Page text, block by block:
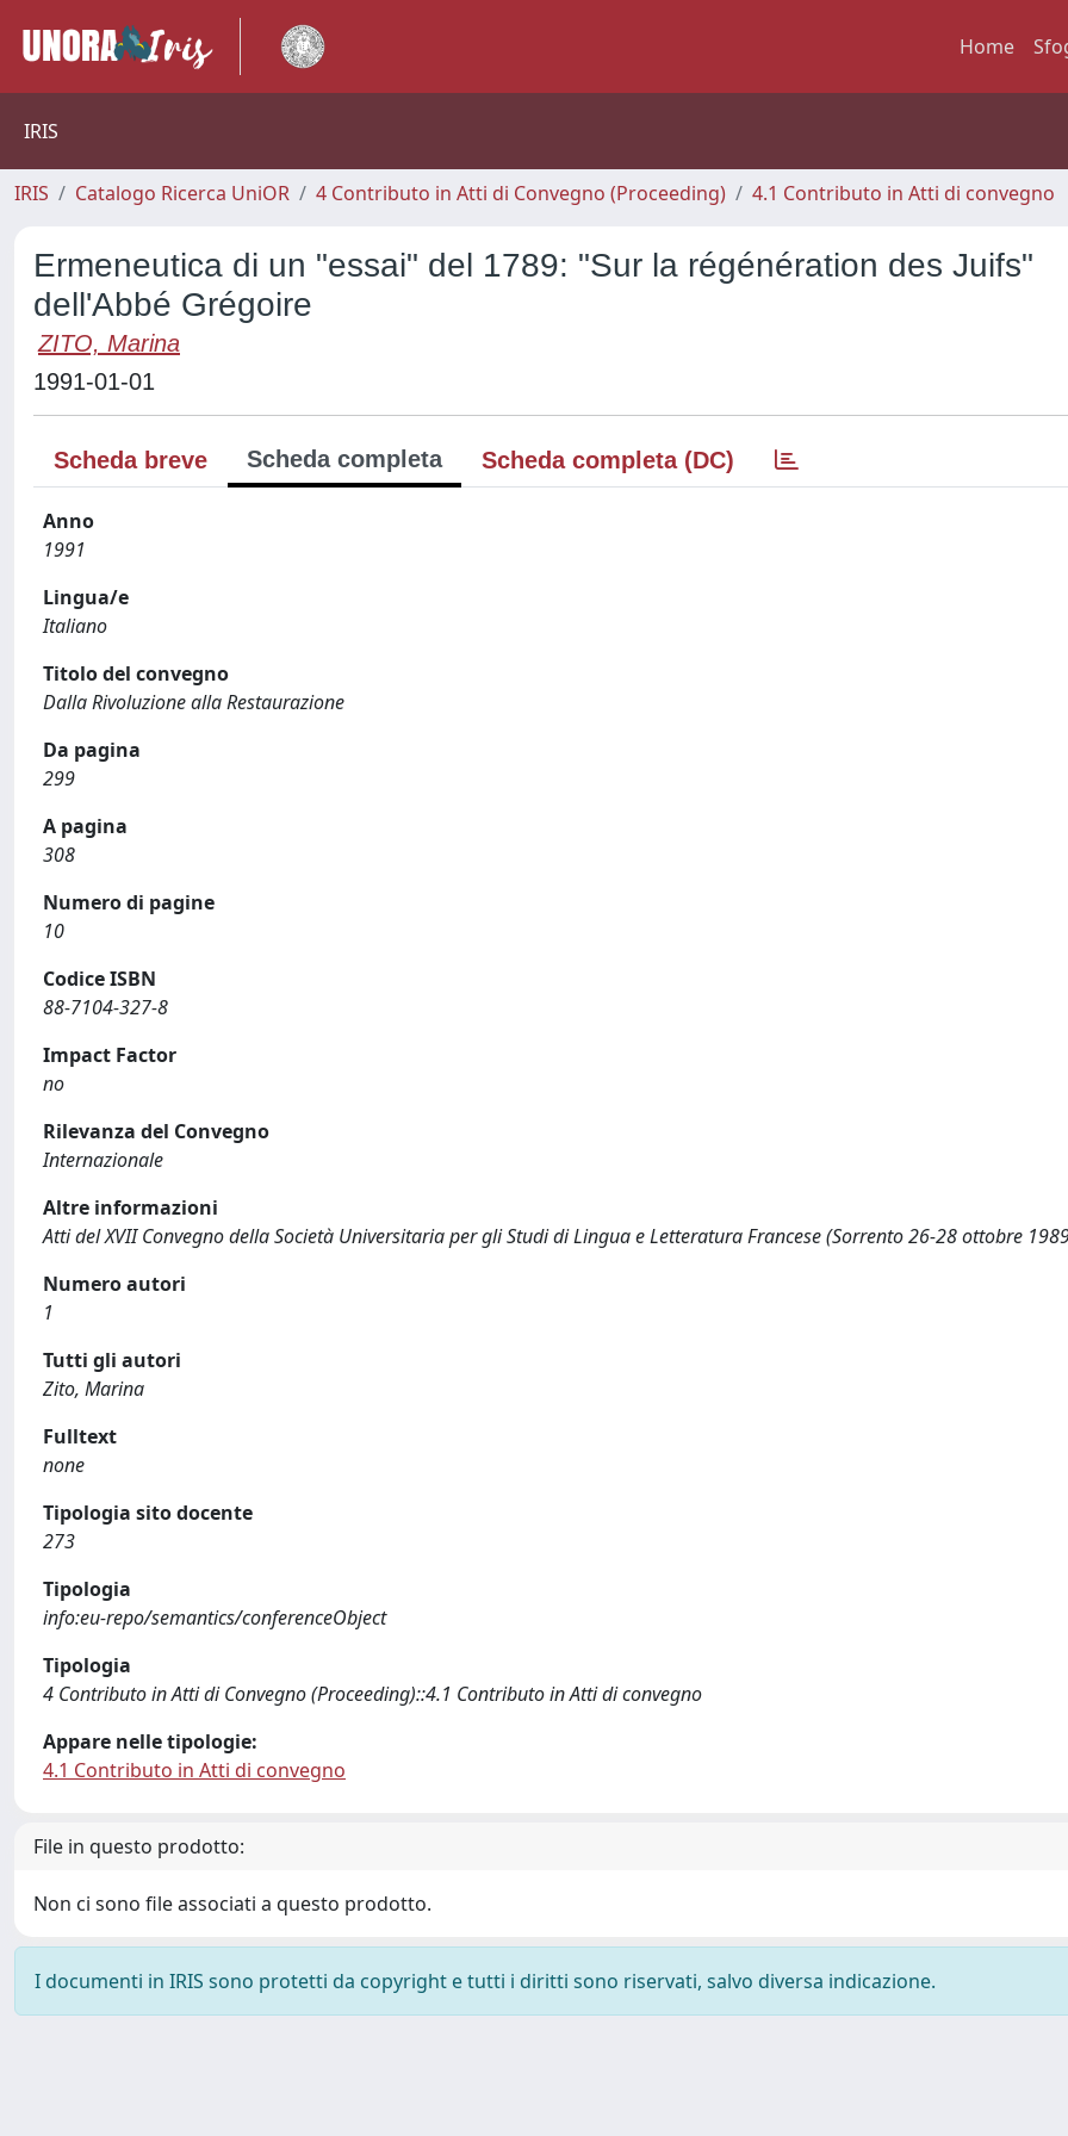
Home
IRIS
IRIS Catalogo Ricerca UniOR 4 Contributo in Atti di Convegno (Proceeding) 4.1 Contributo in Atti di convegno
Ermeneutica di un "essai" del 1789: "Sur la régénération des Juifs"
dell'Abbé Grégoire
ZITO, Marina
1991-01-01
Scheda breve Scheda completa Scheda completa (DC)
Anno
1991
Lingua/e
Italiano
Titolo del convegno
Dalla Rivoluzione alla Restaurazione
Da pagina
299
A pagina
308
Numero di pagine
10
Codice ISBN
88-7104-327-8
Impact Factor
no
Rilevanza del Convegno
Internazionale
Altre informazioni
Atti del XVII Convegno della Società Universitaria per gli Studi di Lingua e Letteratura Francese (Sorrento 26-28 ottobre
Numero autori
1
Tutti gli autori
Zito, Marina
Fulltext
none
Tipologia sito docente
273
Tipologia
info:eu-repo/semantics/conferenceObject
Tipologia
4 Contributo in Atti di Convegno (Proceeding)::4.1 Contributo in Atti di convegno
Appare nelle tipologie:
4.1 Contributo in Atti di convegno
File in questo prodotto:
Non ci sono file associati a questo prodotto.
I documenti in IRIS sono protetti da copyright e tutti i diritti sono riservati, salvo diversa indicazione.